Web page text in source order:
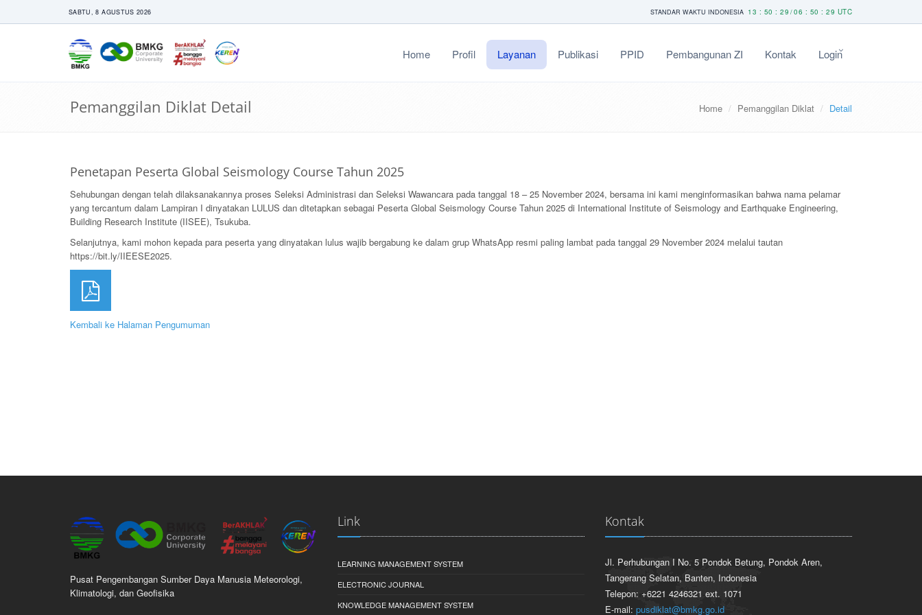
SABTU, 8 AGUSTUS 2026 STANDAR WAKTU INDONESIA 13 : 50 : 29 /06 : 50 : 29 UTC
Home Profil Layanan Publikasi PPID Pembangunan ZI Kontak Login
Pemanggilan Diklat Detail Home Pemanggilan Diklat Detail
Penetapan Peserta Global Seismology Course Tahun 2025
Sehubungan dengan telah dilaksanakannya proses Seleksi Administrasi dan Seleksi Wawancara pada tanggal 18 – 25 November 2024, bersama ini kami menginformasikan bahwa nama pelamar
yang tercantum dalam Lampiran I dinyatakan LULUS dan ditetapkan sebagai Peserta Global Seismology Course Tahun 2025 di International Institute of Seismology and Earthquake Engineering,
Building Research Institute (IISEE), Tsukuba.
Selanjutnya, kami mohon kepada para peserta yang dinyatakan lulus wajib bergabung ke dalam grup WhatsApp resmi paling lambat pada tanggal 29 November 2024 melalui tautan
https://bit.ly/IIEESE2025.
Kembali ke Halaman Pengumuman
Pusat Pengembangan Sumber Daya Manusia Meteorologi,
Klimatologi, dan Geofisika
Link
LEARNING MANAGEMENT SYSTEM
ELECTRONIC JOURNAL
KNOWLEDGE MANAGEMENT SYSTEM
Kontak
Jl. Perhubungan I No. 5 Pondok Betung, Pondok Aren,
Tangerang Selatan, Banten, Indonesia
Telepon: +6221 4246321 ext. 1071
E-mail: pusdiklat@bmkg.go.id